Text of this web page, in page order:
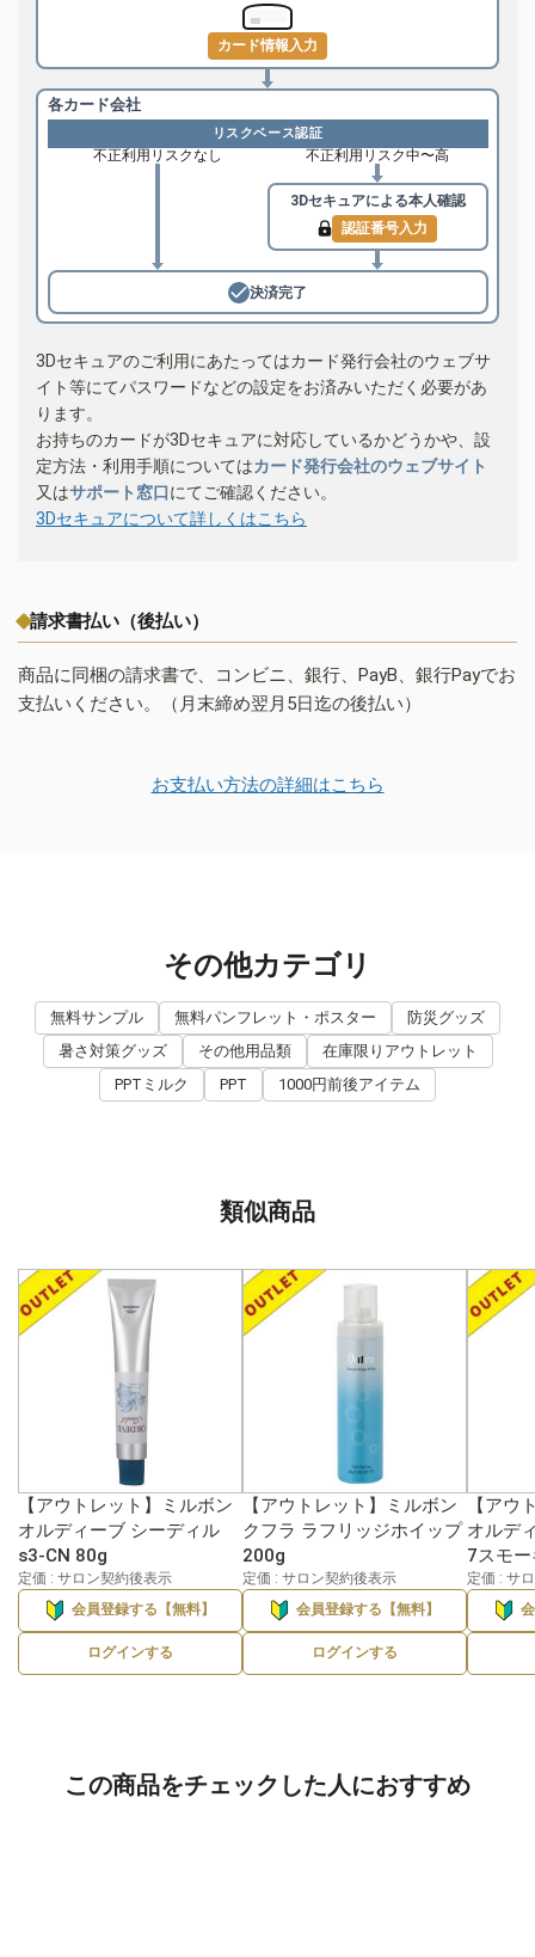
カード情報入力
各カード会社
リスクベース認証
不正利用リスクなし 不正利用リスク中〜高
3Dセキュアによる本人確認
認証番号入力
決済完了
3Dセキュアのご利用にあたってはカード発行会社のウェブサ
イト等にてパスワードなどの設定をお済みいただく必要があ
ります。
お持ちのカードが3Dセキュアに対応しているかどうかや、設
定方法・利用手順についてはカード発行会社のウェブサイト
又はサポート窓口にてご確認ください。
3Dセキュアについて詳しくはこちら
請求書払い（後払い）
商品に同梱の請求書で、コンビニ、銀行、PayB、銀行Payでお
支払いください。（月末締め翌月5日迄の後払い）
お支払い方法の詳細はこちら
その他カテゴリ
無料サンプル 無料パンフレット・ポスター
防災グッズ
暑さ対策グッズ
その他用品類
在庫限りアウトレット
PPTミルク
PPT 1000円前後アイテム
類似商品
【アウトレット】ミルボン
オルディーブ シーディル
s3-CN 80g
定価 : サロン契約後表示
会員登録する【無料】
ログインする
【アウトレット】ミルボン
クフラ ラフリッジホイップ
200g
定価 : サロン契約後表示
会員登録する【無料】
ログインする
【アウ
オルデ
7スモ
定価 : サ
この商品をチェックした人におすすめ